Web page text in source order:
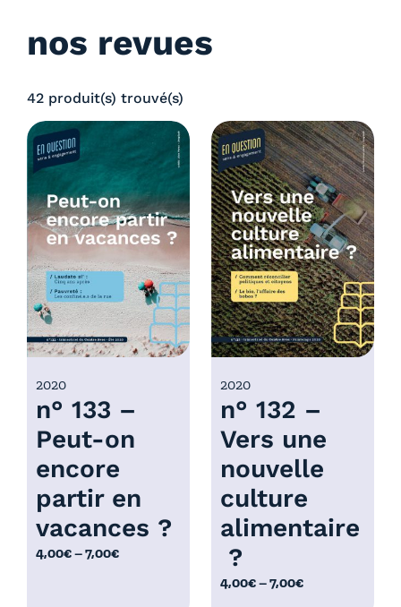
nos revues
42 produit(s) trouvé(s)
n° 133 –
Peut-on
encore
partir en
vacances ?
2020
4,00€–7,00€
P
n° 132 –
Vers une
nouvelle
culture
alimentaire
?
2020
4,00€–7,00€
P